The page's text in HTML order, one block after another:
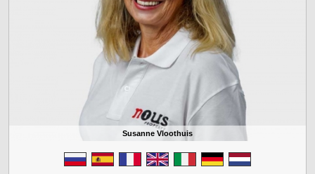
Susanne Vloothuis